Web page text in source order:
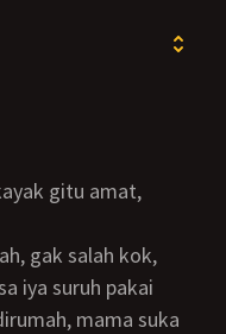
iya suruh pakai
mama suka